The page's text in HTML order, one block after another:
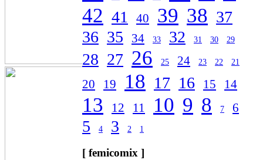
42 41 40 39 38 37
36 35 34 33 32 31 30 29
28 27 26 25 24 23 22 21
20 19 18 17 16 15 14
13 12 11 10 9 8 7 6
5 4 3 2 1
[ femicomix ]